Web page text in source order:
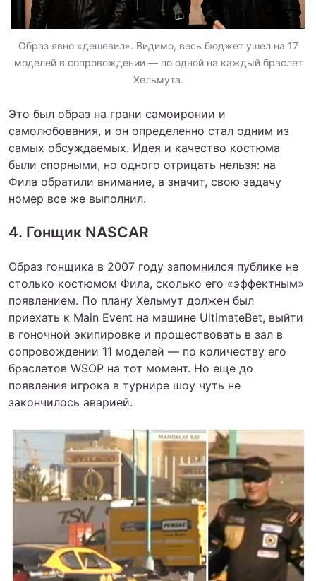
Образ явно «дешевил». Видимо, весь бюджет ушел на 17
моделей в сопровождении — по одной на каждый браслет
Хельмута.
Это был образ на грани самоиронии и
самолюбования, и он определенно стал одним из
самых обсуждаемых. Идея и качество костюма
были спорными, но одного отрицать нельзя: на
Фила обратили внимание, а значит, свою задачу
номер все же выполнил.
4. Гонщик NASCAR
Образ гонщика в 2007 году запомнился публике не
столько костюмом Фила, сколько его «эффектным»
появлением. По плану Хельмут должен был
приехать к Main Event на машине UltimateBet, выйти
в гоночной экипировке и прошествовать в зал в
сопровождении 11 моделей — по количеству его
браслетов WSOP на тот момент. Но еще до
появления игрока в турнире шоу чуть не
закончилось аварией.